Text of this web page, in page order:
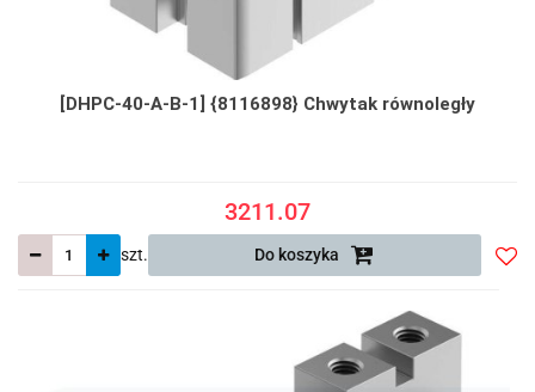
[DHPC-40-A-B-1] {8116898} Chwytak równoległy
3211.07
szt. Do koszyka